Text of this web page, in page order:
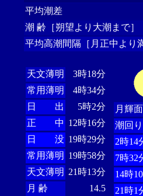
平均潮差
潮 齢［朔望より大潮まで］
平均高潮間隔［月正中より
天文薄明
3時18分
常用薄明
4時34分
日 出
5時2分
正 中 12時16分
日 没 19時29分
常用薄明 19時58分
天文薄明 21時13分
月 齢
14.5
月輝面
潮回り
2時14
7時32
14時
21時1